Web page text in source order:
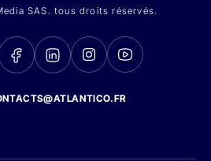
SAS. tous droits réservés.